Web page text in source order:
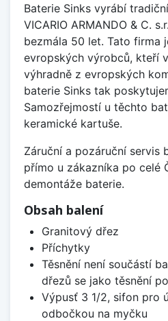
Baterie Sinks vyrábí
VICARIO ARMANDO & C.
bezmála 50 let. Tato firma
evropských výrobců, kteří
výhradně z evropských
baterie Sinks tak
Samozřejmostí u těchto
keramické kartuše.
Záruční a pozáruční servis
přímo u zákazníka po celé
demontáže baterie.
Obsah balení
Granitový dřez
Příchytky
Těsnění není součástí
dřezů se jako těsnění
Výpusť 3 1/2, sifon pro
odbočkou na myčku